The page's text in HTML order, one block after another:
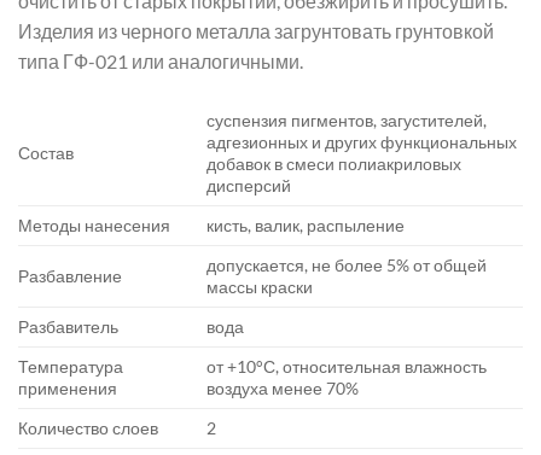
Изделия из черного металла загрунтовать грунтовкой
типа ГФ-021 или аналогичными.
Состав
суспензия пигментов, загустителей,
адгезионных и других функциональных
добавок в смеси полиакриловых
дисперсий
Методы нанесения
кисть, валик, распыление
Разбавление
допускается, не более 5% от общей
массы краски
Разбавитель
вода
Температура
применения
от +10°С, относительная влажность
воздуха менее 70%
Количество слоев
2